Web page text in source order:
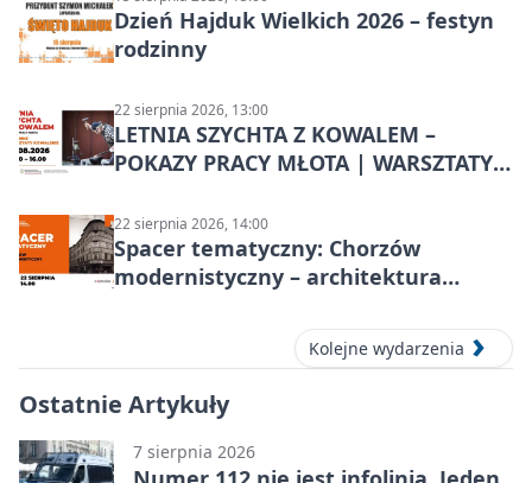
Dzień Hajduk Wielkich 2026 – festyn
rodzinny
22 sierpnia 2026, 13:00
LETNIA SZYCHTA Z KOWALEM –
POKAZY PRACY MŁOTA | WARSZTATY
22 sierpnia 2026, 14:00
Spacer tematyczny: Chorzów
modernistyczny – architektura
Kolejne wydarzenia
Ostatnie Artykuły
7 sierpnia 2026